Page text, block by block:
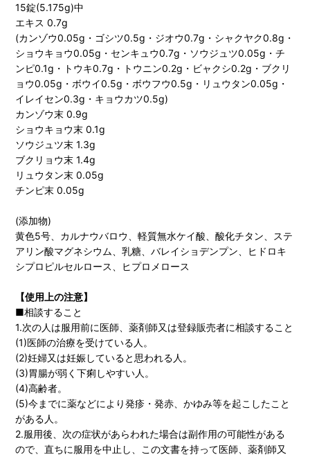
15錠(5.175g)中
エキス 0.7g
(カンゾウ0.05g・ゴシツ0.5g・ジオウ0.7g・シャクヤク0.8g・
ショウキョウ0.05g・センキュウ0.7g・ソウジュツ0.05g・チ
ンピ0.1g・トウキ0.7g・トウニン0.2g・ビャクシ0.2g・ブクリ
ョウ0.05g・ボウイ0.5g・ボウフウ0.5g・リュウタン0.05g・
イレイセン0.3g・キョウカツ0.5g)
カンゾウ末 0.9g
ショウキョウ末 0.1g
ソウジュツ末 1.3g
ブクリョウ末 1.4g
リュウタン末 0.05g
チンピ末 0.05g
(添加物)
黄色5号、カルナウバロウ、軽質無水ケイ酸、酸化チタン、ステ
アリン酸マグネシウム、乳糖、バレイショデンプン、ヒドロキ
シプロピルセルロース、ヒプロメロース
【使用上の注意】
■相談すること
1.次の人は服用前に医師、薬剤師又は登録販売者に相談すること
(1)医師の治療を受けている人。
(2)妊婦又は妊娠していると思われる人。
(3)胃腸が弱く下痢しやすい人。
(4)高齢者。
(5)今までに薬などにより発疹・発赤、かゆみ等を起こしたこと
がある人。
2.服用後、次の症状があらわれた場合は副作用の可能性がある
ので、直ちに服用を中止し、この文書を持って医師、薬剤師又